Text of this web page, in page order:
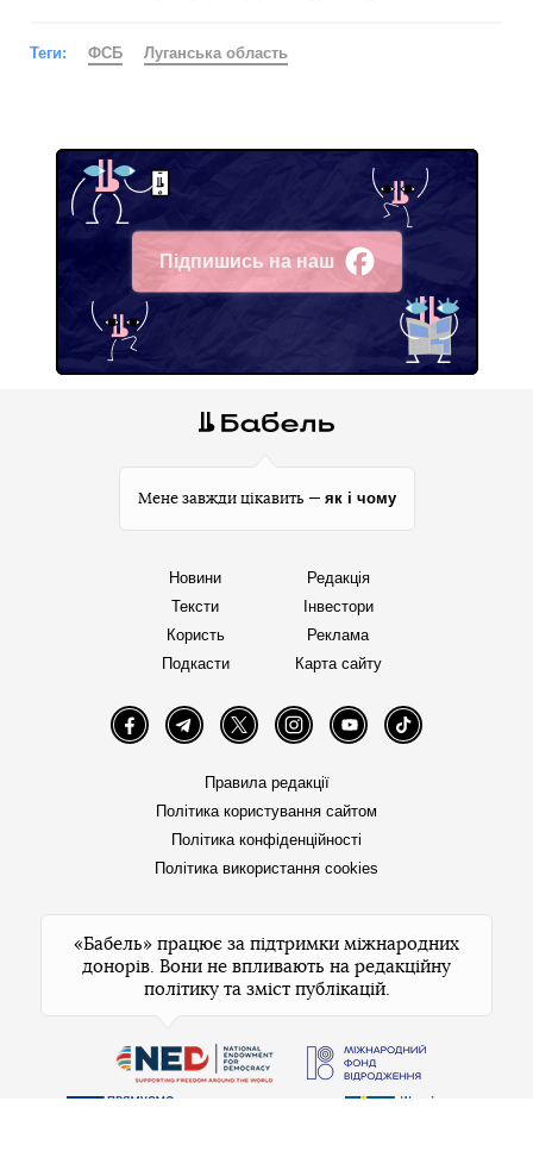
Теги: ФСБ Луганська область
Підпишись на наш
Facebook
Мене завжди цікавить — як і чому
Новини
Тексти
Користь
Подкасти
Редакція
Інвестори
Реклама
Карта сайту
FacebookTelegramTwitter InstagramYouTube TikTok
Правила редакції
Політика користування сайтом
Політика конфіденційності
Політика використання cookies
«Бабель» працює за підтримки міжнародних
донорів. Вони не впливають на редакційну
політику та зміст публікацій.